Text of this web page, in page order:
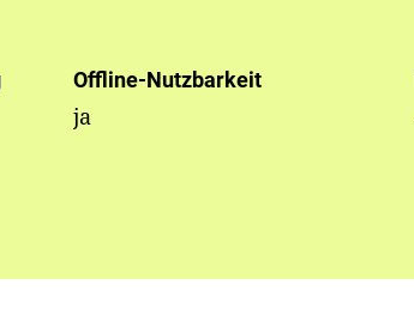
Offline-Nutzbarkeit
ja